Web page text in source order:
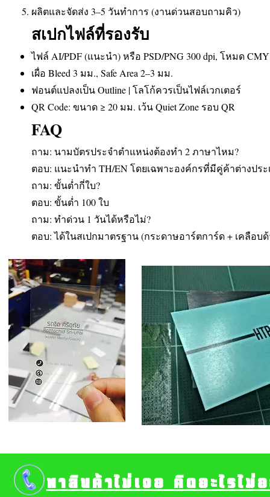
ผลิตและจัดส่ง 3–5 วันทำการ (งานด่วนสอบถามคิว)
สเปกไฟล์ที่รองรับ
ไฟล์ AI/PDF (แนะนำ) หรือ PSD/PNG 300 dpi, โหมด
เผื่อ Bleed 3 มม., Safe Area 2–3 มม.
ฟอนต์แปลงเป็น Outline | โลโก้ควรเป็นไฟล์เวกเตอร์
QR Code: ขนาด ≥ 20 มม. เว้น Quiet Zone รอบ QR
FAQ
ถาม: นามบัตรประจำตำแหน่งต้องทำ 2 ภาษาไหม?
ตอบ: แนะนำทำ TH/EN โดยเฉพาะองค์กรที่มีคู่ค้าต่างประ
ถาม: ขั้นต่ำกี่ใบ?
ตอบ: ขั้นต่ำ 100 ใบ
ถาม: ทำด่วน 1 วันได้หรือไม่?
ตอบ: ได้ในสเปกมาตรฐาน (กระดาษอาร์ตการ์ด + เคลือบ
หาสินค้าไม่เจอ คิดอะไรไ